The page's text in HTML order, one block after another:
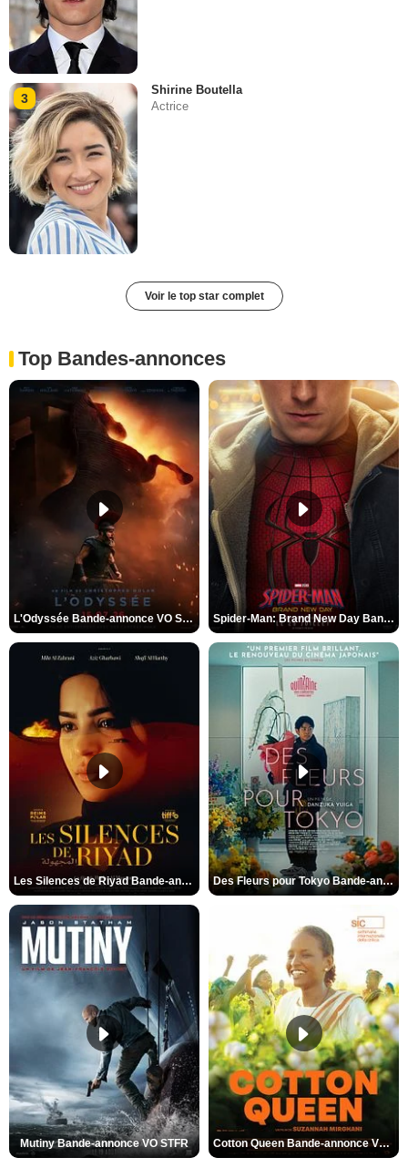
3
Shirine Boutella
Actrice
Voir le top star complet
Top Bandes-annonces
L'Odyssée Bande-annonce VO STFR Spider-Man: Brand New Day Bande-annonce VO STFR
Les Silences de Riyad Bande-annonce VO STFR Des Fleurs pour Tokyo Bande-annonce VO STFR
Mutiny Bande-annonce VO STFR Cotton Queen Bande-annonce VO STFR